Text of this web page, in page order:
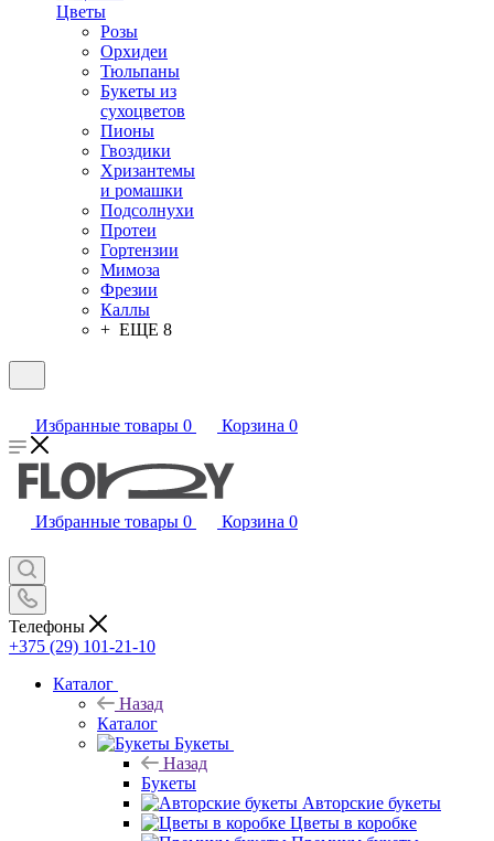
Цветы
Розы
Орхидеи
Тюльпаны
Букеты из
сухоцветов
Пионы
Гвоздики
Хризантемы
и ромашки
Подсолнухи
Протеи
Гортензии
Мимоза
Фрезии
Каллы
+ ЕЩЕ 8
Избранные товары 0 Корзина 0
Избранные товары 0 Корзина 0
Телефоны
+375 (29) 101-21-10
Каталог
Назад
Каталог
Букеты
Назад
Букеты
Авторские букеты
Цветы в коробке